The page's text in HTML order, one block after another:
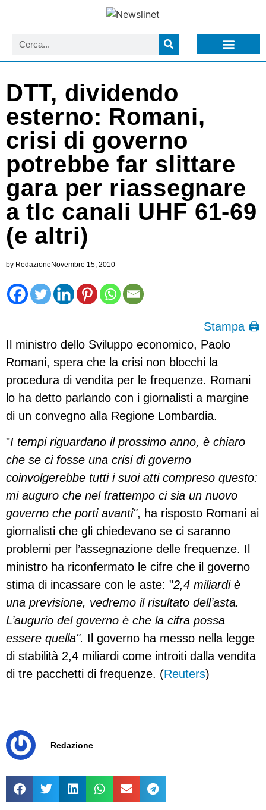
DTT, dividendo
esterno: Romani,
crisi di governo
potrebbe far slittare
gara per riassegnare
a tlc canali UHF 61-69
(e altri)
by RedazioneNovembre 15, 2010
Stampa 🖨
Il ministro dello Sviluppo economico, Paolo
Romani, spera che la crisi non blocchi la
procedura di vendita per le frequenze. Romani
lo ha detto parlando con i giornalisti a margine
di un convegno alla Regione Lombardia.
"I tempi riguardano il prossimo anno, è chiaro
che se ci fosse una crisi di governo
coinvolgerebbe tutti i suoi atti compreso questo:
mi auguro che nel frattempo ci sia un nuovo
governo che porti avanti", ha risposto Romani ai
giornalisti che gli chiedevano se ci saranno
problemi per l’assegnazione delle frequenze. Il
ministro ha riconfermato le cifre che il governo
stima di incassare con le aste: "2,4 miliardi è
una previsione, vedremo il risultato dell’asta.
L’augurio del governo è che la cifra possa
essere quella". Il governo ha messo nella legge
di stabilità 2,4 miliardi come introiti dalla vendita
di tre pacchetti di frequenze. (Reuters)
Redazione